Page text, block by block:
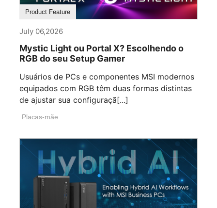
Product Feature
July 06,2026
Mystic Light ou Portal X? Escolhendo o
RGB do seu Setup Gamer
Usuários de PCs e componentes MSI modernos
equipados com RGB têm duas formas distintas
de ajustar sua configuraçã[...]
Placas-mãe